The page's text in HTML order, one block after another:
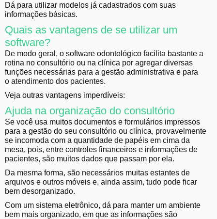
Dá para utilizar modelos já cadastrados com suas
informações básicas.
Quais as vantagens de se utilizar um
software?
De modo geral, o software odontológico facilita bastante a
rotina no consultório ou na clínica por agregar diversas
funções necessárias para a gestão administrativa e para
o atendimento dos pacientes.
Veja outras vantagens imperdíveis:
Ajuda na organização do consultório
Se você usa muitos documentos e formulários impressos
para a gestão do seu consultório ou clínica, provavelmente
se incomoda com a quantidade de papéis em cima da
mesa, pois, entre controles financeiros e informações de
pacientes, são muitos dados que passam por ela.
Da mesma forma, são necessários muitas estantes de
arquivos e outros móveis e, ainda assim, tudo pode ficar
bem desorganizado.
Com um sistema eletrônico, dá para manter um ambiente
bem mais organizado, em que as informações são